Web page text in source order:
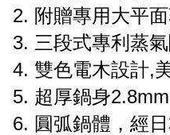
2. 附贈專用大平
3. 三段式專利蒸
4. 雙色電木設計,
5. 超厚鍋身
6. 圓弧鍋體，經